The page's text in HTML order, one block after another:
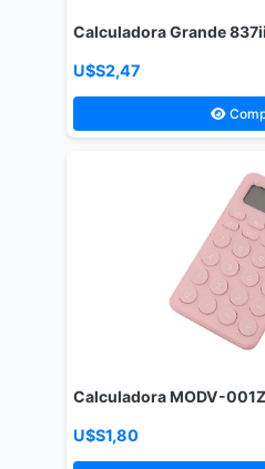
Calculadora Grande 837ii
U$S2,47
Calculadora MODV-
U$S1,80